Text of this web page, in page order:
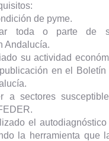
de pyme.
toda o parte de
Andalucía.
su actividad
en el
a sectores
el
la herramienta que